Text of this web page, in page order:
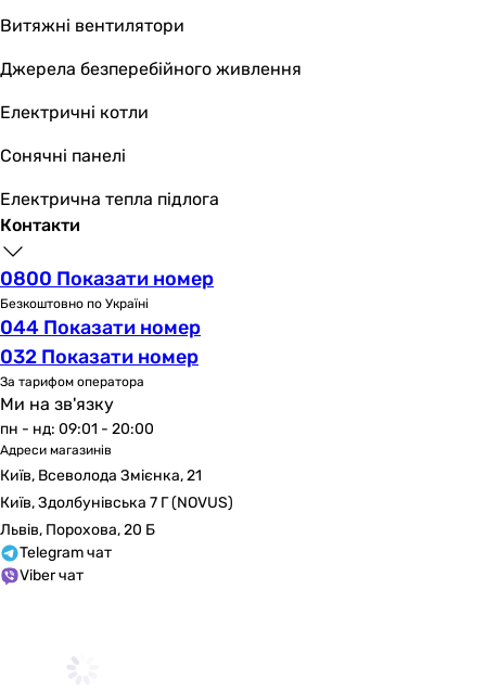
Глибина в упаковці
490 мм
490 мм
400 мм
Гарантія
24 міс.
24 міс.
24 міс.
Витяжні вентилятори
Джерела безперебійного живлення
Електричні котли
Сонячні панелі
Електрична тепла підлога
Контакти
0800 Показати номер
Безкоштовно по Україні
044 Показати номер
032 Показати номер
За тарифом оператора
Ми на зв'язку
пн - нд: 09:01 - 20:00
Адреси магазинів
Київ, Всеволода Змієнка, 21
Київ, Здолбунівська 7 Г (NOVUS)
Львів, Порохова, 20 Б
Telegram чат
Viber чат